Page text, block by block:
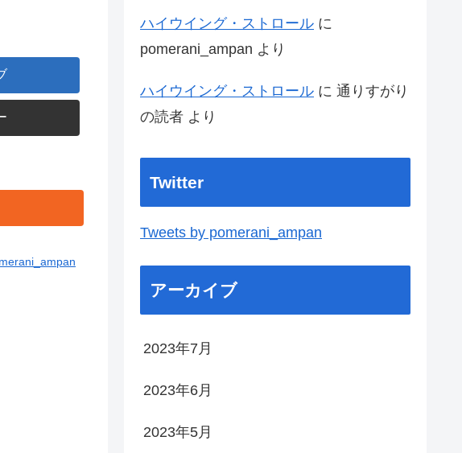
ハイウイング・ストロール に
pomerani_ampan より
ハイウイング・ストロール に 通りすがり
の読者 より
Twitter
Tweets by pomerani_ampan
アーカイブ
2023年7月
2023年6月
2023年5月